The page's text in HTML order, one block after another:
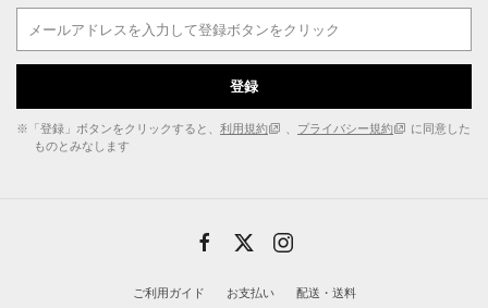
登録
※「登録」ボタンをクリックすると、 利用規約 プライバシー規約
に同意した
ものとみなします
ご利用ガイド お支払い 配送・送料